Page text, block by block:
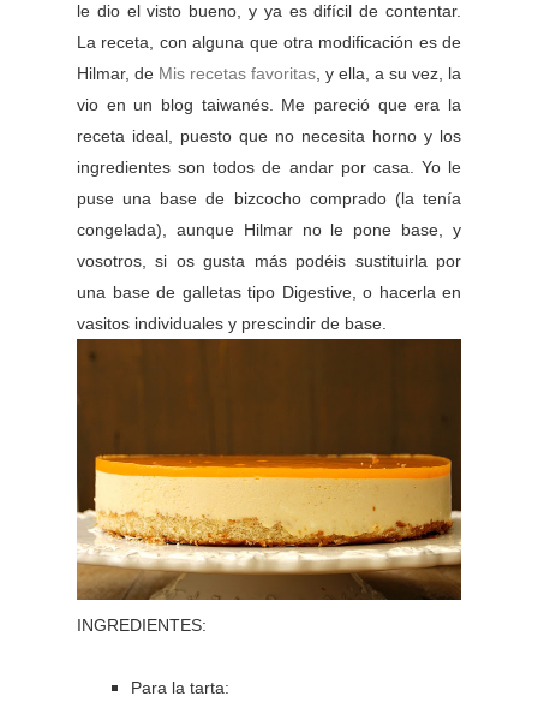
le dio el visto bueno, y ya es difícil de contentar.
La receta, con alguna que otra modificación es de
Hilmar, de Mis recetas favoritas, y ella, a su vez, la
vio en un blog taiwanés. Me pareció que era la
receta ideal, puesto que no necesita horno y los
ingredientes son todos de andar por casa. Yo le
puse una base de bizcocho comprado (la tenía
congelada), aunque Hilmar no le pone base, y
vosotros, si os gusta más podéis sustituirla por
una base de galletas tipo Digestive, o hacerla en
vasitos individuales y prescindir de base.
INGREDIENTES:
Para la tarta: